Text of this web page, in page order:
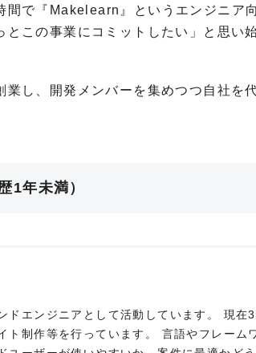
間で『Makelearn』というエンジニア
この事業にコミットしたい」と思い
業し、開発メンバーを集めつつ自社を
1年未満）
ドエンジニアとして活動しています。 現在
ト制作等を行っています。 言語やフレーム